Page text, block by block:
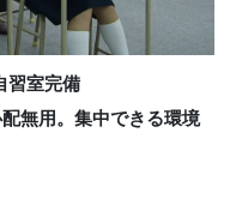
習室完備
無用。集中できる環境